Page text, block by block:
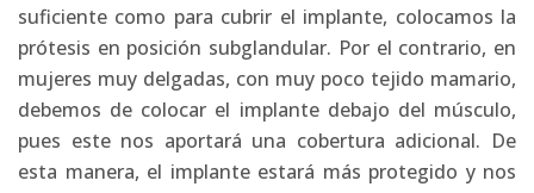
suficiente como para cubrir el implante, colocamos la
prótesis en posición subglandular. Por el contrario, en
mujeres muy delgadas, con muy poco tejido mamario,
debemos de colocar el implante debajo del músculo,
pues este nos aportará una cobertura adicional. De
esta manera, el implante estará más protegido y nos